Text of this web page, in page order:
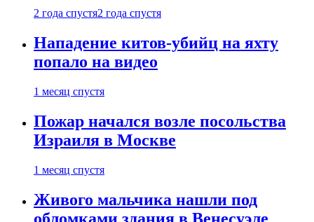
2 года спустя2 года спустя
Нападение китов-убийц на яхту
попало на видео
1 месяц спустя
Пожар начался возле посольства
Израиля в Москве
1 месяц спустя
Живого мальчика нашли под
обломками здания в Венесуэле